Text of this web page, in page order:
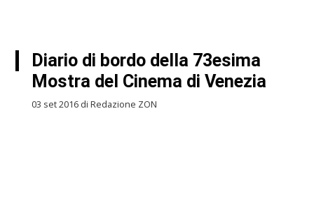
Diario di bordo della 73esima
Mostra del Cinema di Venezia
03 set 2016 di Redazione ZON